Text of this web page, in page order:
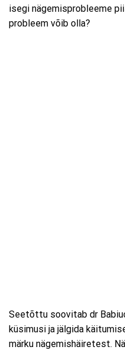
isegi nägemisprobleeme
probleem võib olla?
Seetõttu soovitab dr
küsimusi ja jälgida
märku nägemishäiretest.